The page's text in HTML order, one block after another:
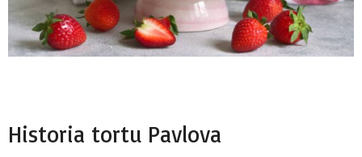
Historia tortu Pavlova